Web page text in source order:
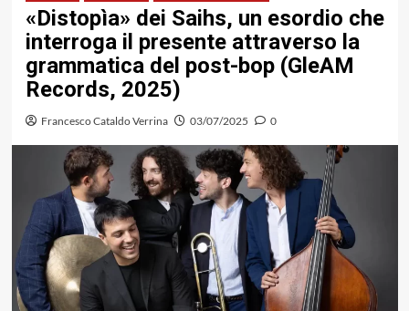
«Distopìa» dei Saihs, un esordio che
interroga il presente attraverso la
grammatica del post-bop (GleAM
Records, 2025)
Francesco Cataldo Verrina 03/07/2025 0